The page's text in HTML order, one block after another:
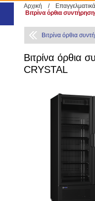
Αρχική /
Βιτρίνα όρθια
Βιτρίνα όρθια
Βιτρίνα όρθια
CRYSTAL